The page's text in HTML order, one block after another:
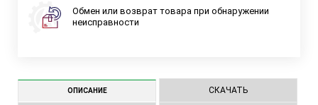
Обмен или возврат товара при обнаружении
неисправности
ОПИСАНИЕ СКАЧАТЬ